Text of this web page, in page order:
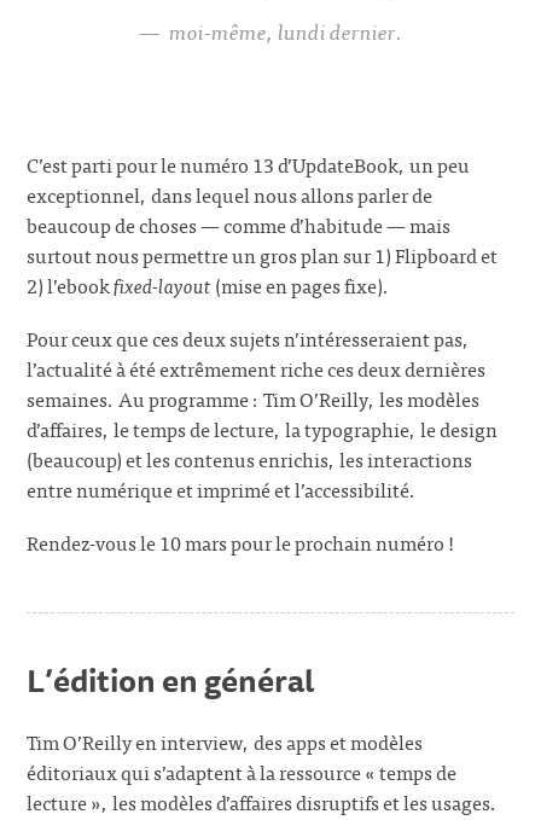
moi-même, lundi dernier.
C’est parti pour le numéro 13 d’UpdateBook, un peu
exceptionnel, dans lequel nous allons parler de
beaucoup de choses — comme d’habitude — mais
surtout nous permettre un gros plan sur 1) Flipboard et
2) l’ebookfixed-layout(mise en pages fixe).
Pour ceux que ces deux sujets n’intéresseraient pas,
l’actualité à été extrêmement riche ces deux dernières
semaines. Au programme : Tim O’Reilly, les modèles
d’affaires, le temps de lecture, la typographie, le design
(beaucoup) et les contenus enrichis, les interactions
entre numérique et imprimé et l’accessibilité.
Rendez-vous le 10 mars pour le prochain numéro !
L’édition en général
Tim O’Reilly en interview, des apps et modèles
éditoriaux qui s’adaptent à la ressource « temps de
lecture », les modèles d’affaires disruptifs et les usages.